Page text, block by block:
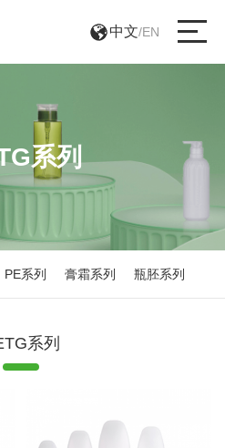
中文/EN
系列
PE系列 膏霜系列 瓶胚系列
系列